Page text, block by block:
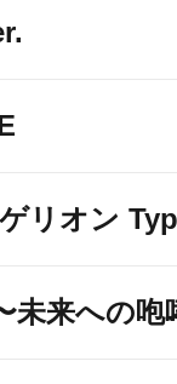
リオン
未来への咆